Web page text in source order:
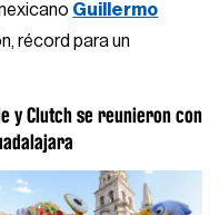
Guillermo
récord para un
y Clutch se reunieron con